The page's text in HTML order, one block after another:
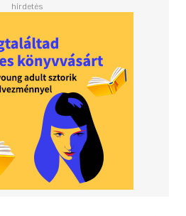
azoknak is, akik sokat tudnak